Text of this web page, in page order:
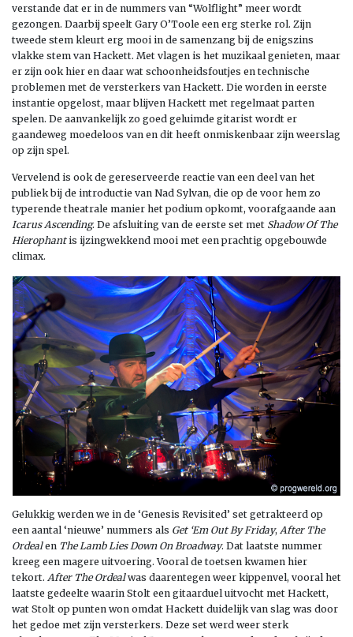
verstande dat er in de nummers van “Wolflight” meer wordt
gezongen. Daarbij speelt Gary O’Toole een erg sterke rol. Zijn
tweede stem kleurt erg mooi in de samenzang bij de enigszins
vlakke stem van Hackett. Met vlagen is het muzikaal genieten, maar
er zijn ook hier en daar wat schoonheidsfoutjes en technische
problemen met de versterkers van Hackett. Die worden in eerste
instantie opgelost, maar blijven Hackett met regelmaat parten
spelen. De aanvankelijk zo goed geluimde gitarist wordt er
gaandeweg moedeloos van en dit heeft onmiskenbaar zijn weerslag
op zijn spel.
Vervelend is ook de gereserveerde reactie van een deel van het
publiek bij de introductie van Nad Sylvan, die op de voor hem zo
typerende theatrale manier het podium opkomt, voorafgaande aan
Icarus Ascending. De afsluiting van de eerste set met Shadow Of The
Hierophantis ijzingwekkend mooi met een prachtig opgebouwde
climax.
Gelukkig werden we in de ‘Genesis Revisited’ set getrakteerd op
een aantal ‘nieuwe’ nummers als Get ‘Em Out By Friday, After The
Ordealen The Lamb Lies Down On Broadway. Dat laatste nummer
kreeg een magere uitvoering. Vooral de toetsen kwamen hier
tekort. After The Ordealwas daarentegen weer kippenvel, vooral het
laatste gedeelte waarin Stolt een gitaarduel uitvocht met Hackett,
wat Stolt op punten won omdat Hackett duidelijk van slag was door
het gedoe met zijn versterkers. Deze set werd weer sterk